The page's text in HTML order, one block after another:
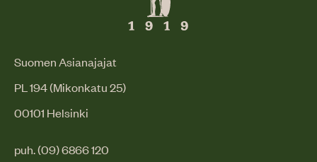
Suomen Asianajajat
PL 194 (Mikonkatu 25)
00101 Helsinki
puh. (09) 6866 120